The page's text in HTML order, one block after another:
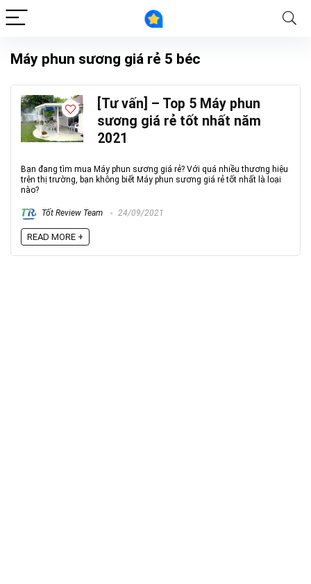
Máy phun sương giá rẻ 5 béc
[Tư vấn] – Top 5 Máy phun
sương giá rẻ tốt nhất năm
2021
Bạn đang tìm mua Máy phun sương giá rẻ? Với quá nhiều thương hiệu
trên thị trường, bạn không biết Máy phun sương giá rẻ tốt nhất là loại
nào?
Tốt Review Team 24/09/2021
READ MORE +